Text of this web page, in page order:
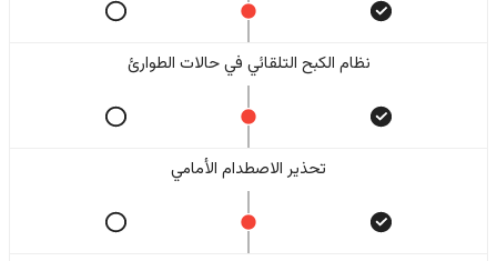
نظام الكبح التلقائي في حالات الطوارئ
تحذير الاصطدام الأمامي